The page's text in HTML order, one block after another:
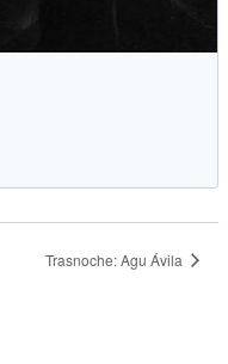
Trasnoche: Agu Ávila